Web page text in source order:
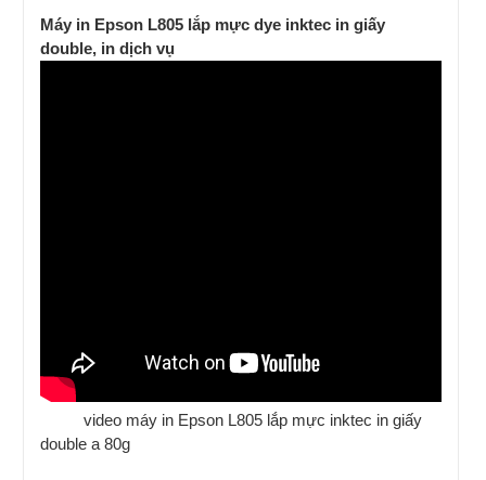
Máy in Epson L805 lắp mực dye inktec in giấy
double, in dịch vụ
video máy in Epson L805 lắp mực inktec in giấy
double a 80g